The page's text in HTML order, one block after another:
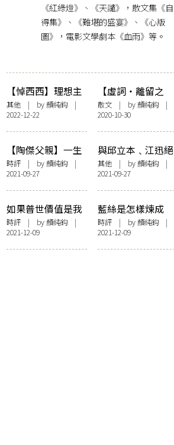
《紅綠燈》、《天譴》，散文集《自
得集》、《難堪的盛宴》、《心版
圖》，電影文學劇本《血雨》等。
【悼西西】理想主
義者無愧於人世的
一生
其他 | by顏純鈎 |
2022-12-22
【虛詞・離留之
間】文學 × 視藝展
覽——鄉愁
散文| by顏純鈎|
2020-10-30
【陶傑父親】一生
愛國，能無憾乎？
——寫在曹驥雲先
生大去後二日
時評 | by顏純鈎 |
2021-09-27
與邱立本﹑江迅絕
交書
其他| by顏純鈎|
2021-09-27
如果普世價值是我
們的信仰——慰問
我的朋友鄧小樺
時評 | by顏純鈎 |
2021-12-09
藍絲是怎樣煉成
的？
時評| by顏純鈎|
2021-12-09